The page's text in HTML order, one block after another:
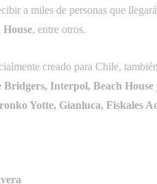
a miles de personas que
, entre otros.
creado para Chile,
Bridgers, Interpol, Beach House
Yotte, Gianluca,